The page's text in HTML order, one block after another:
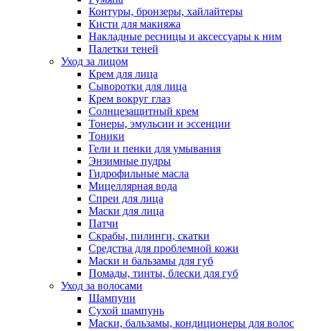
Контуры, бронзеры, хайлайтеры
Кисти для макияжа
Накладные ресницы и аксессуары к ним
Палетки теней
Уход за лицом
Крем для лица
Сыворотки для лица
Крем вокруг глаз
Солнцезащитный крем
Тонеры, эмульсии и эссенции
Тоники
Гели и пенки для умывания
Энзимные пудры
Гидрофильные масла
Мицеллярная вода
Спреи для лица
Маски для лица
Патчи
Скрабы, пилинги, скатки
Средства для проблемной кожи
Маски и бальзамы для губ
Помады, тинты, блески для губ
Уход за волосами
Шампуни
Сухой шампунь
Маски, бальзамы, кондиционеры для волос